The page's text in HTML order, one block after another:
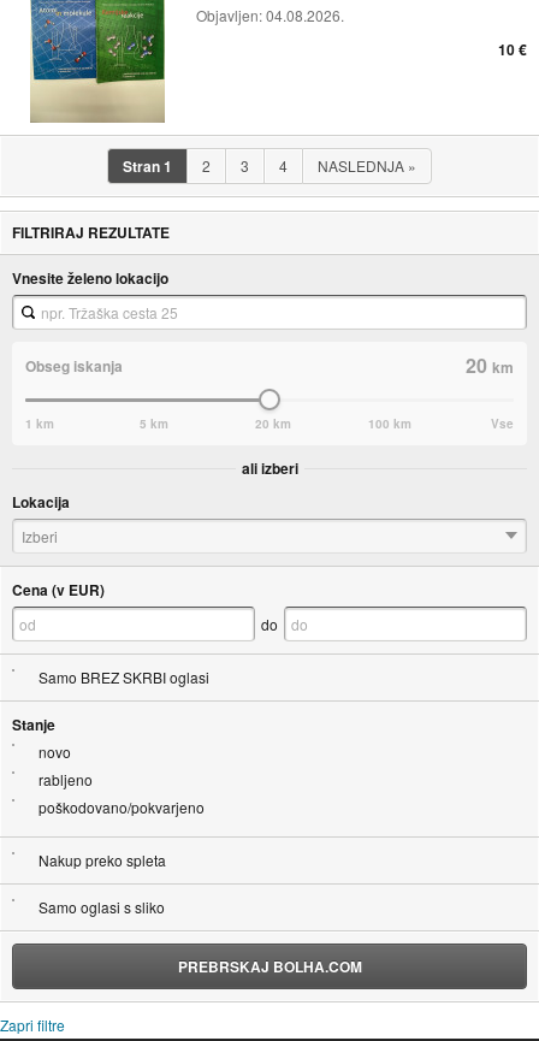
Objavljen:04.08.2026.
10 €
Stran1 2 3 4 NASLEDNJA »
FILTRIRAJ REZULTATE
Vnesite želeno lokacijo
Obseg iskanja 20km
1 km 5 km 20 km 100 km Vse
ali izberi
Lokacija
Izberi
Cena (v EUR)
do
Samo BREZ SKRBI oglasi
Stanje
novo
rabljeno
poškodovano/pokvarjeno
Nakup preko spleta
Samo oglasi s sliko
PREBRSKAJ BOLHA.COM
Zapri filtre